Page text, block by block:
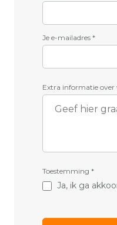
Je e-mailadres *
Extra informatie
Ja, ik ga
Toestemming *